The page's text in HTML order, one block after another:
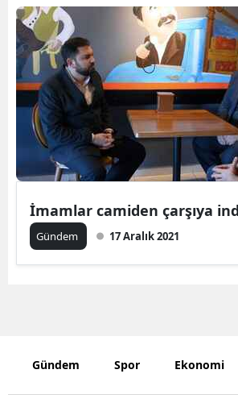
İmamlar camiden çarşıya
Gündem 17 Aralık 2021
Gündem Spor Ekonomi